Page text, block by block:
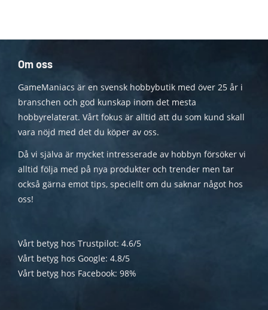
Om oss
GameManiacs är en svensk hobbybutik med över 25 år i
branschen och god kunskap inom det mesta
hobbyrelaterat. Vårt fokus är alltid att du som kund skall
vara nöjd med det du köper av oss.
Då vi själva är mycket intresserade av hobbyn försöker vi
alltid följa med på nya produkter och trender men tar
också gärna emot tips, speciellt om du saknar något hos
oss!
Vårt betyg hos Trustpilot: 4.6/5
Vårt betyg hos Google: 4.8/5
Vårt betyg hos Facebook: 98%